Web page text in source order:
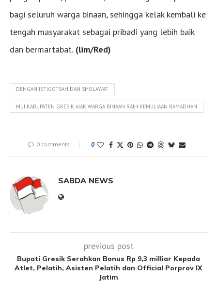
bagi seluruh warga binaan, sehingga kelak kembali ke
tengah masyarakat sebagai pribadi yang lebih baik
dan bermartabat. (lim/Red)
DENGAN ISTIGOTSAH DAN SHOLAWAT
MUI KABUPATEN GRESIK AJAK WARGA BINAAN RAIH KEMULIAAN RAMADHAN
0 comments 0
SABDA NEWS
previous post
Bupati Gresik Serahkan Bonus Rp 9,3 milliar Kepada
Atlet, Pelatih, Asisten Pelatih dan Official Porprov IX
Jatim